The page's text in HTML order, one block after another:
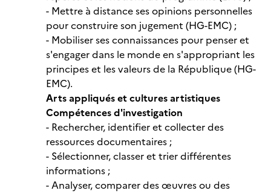
- Mettre à distance ses opinions personnelles
pour construire son jugement (HG-EMC) ;
- Mobiliser ses connaissances pour penser et
s'engager dans le monde en s'appropriant les
principes et les valeurs de la République (HG-
EMC).
Arts appliqués et cultures artistiques
Compétences d'investigation
- Rechercher, identifier et collecter des
ressources documentaires ;
- Sélectionner, classer et trier différentes
informations ;
- Analyser, comparer des œuvres ou des